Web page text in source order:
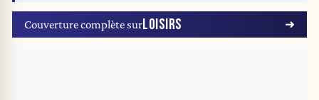
Couverture complète surLOISIRS